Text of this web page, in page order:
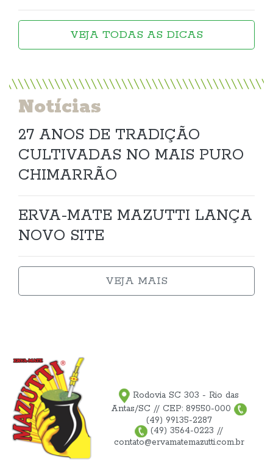
VEJA TODAS AS DICAS
Notícias
27 ANOS DE TRADIÇÃO
CULTIVADAS NO MAIS PURO
CHIMARRÃO
ERVA-MATE MAZUTTI LANÇA
NOVO SITE
VEJA MAIS
Rodovia SC 303 - Rio das
Antas/SC // CEP: 89550-000
(49) 99135-2287
(49) 3564-0223 //
contato@ervamatemazutti.com.br